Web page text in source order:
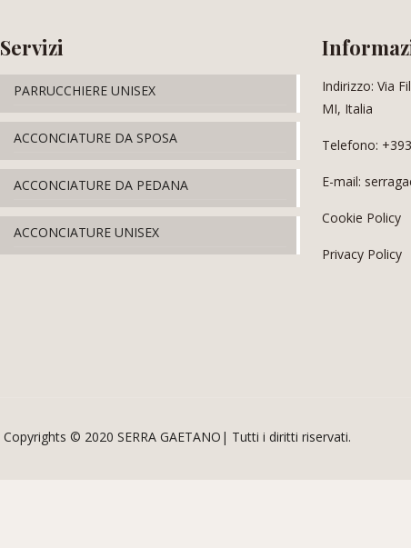
Servizi
PARRUCCHIERE UNISEX
ACCONCIATURE DA SPOSA
ACCONCIATURE DA PEDANA
ACCONCIATURE UNISEX
Indirizzo: Via
MI, Italia
Telefono:
E-mail:
Cookie Policy
Privacy Policy
Copyrights © 2020 SERRA GAETANO| Tutti i diritti riservati.